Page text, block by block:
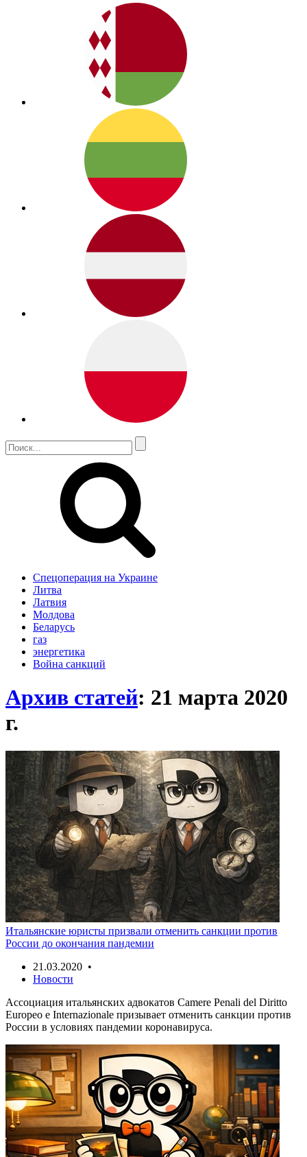
Спецоперация на Украине
Литва
Латвия
Молдова
Беларусь
газ
энергетика
Война санкций
Архив статей: 21 марта 2020
г.
Итальянские юристы призвали отменить санкции против
России до окончания пандемии
21.03.2020 •
Новости
Ассоциация итальянских адвокатов Camere Penali del Diritto
Europeo e Internazionale призывает отменить санкции против
России в условиях пандемии коронавируса.